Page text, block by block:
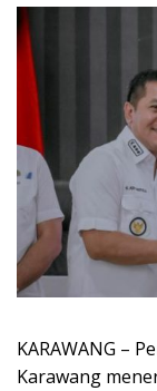
KARAWANG –
Karawang